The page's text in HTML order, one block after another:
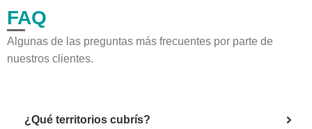
FAQ
Algunas de las preguntas más frecuentes por parte de
nuestros clientes.
¿Qué territorios cubrís?